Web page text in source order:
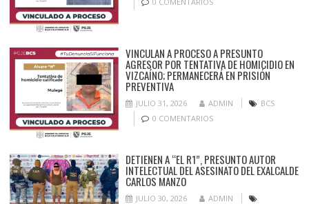
VINCULAN A PROCESO A PRESUNTO
AGRESOR POR TENTATIVA DE HOMICIDIO EN
VIZCAÍNO; PERMANECERÁ EN PRISIÓN
PREVENTIVA
JULIO 31, 2026 ADMIN
BCS
0 COMENTARIOS
DETIENEN A “EL R1”, PRESUNTO AUTOR
INTELECTUAL DEL ASESINATO DEL EXALCALDE
CARLOS MANZO
JULIO 30, 2026
ADMIN